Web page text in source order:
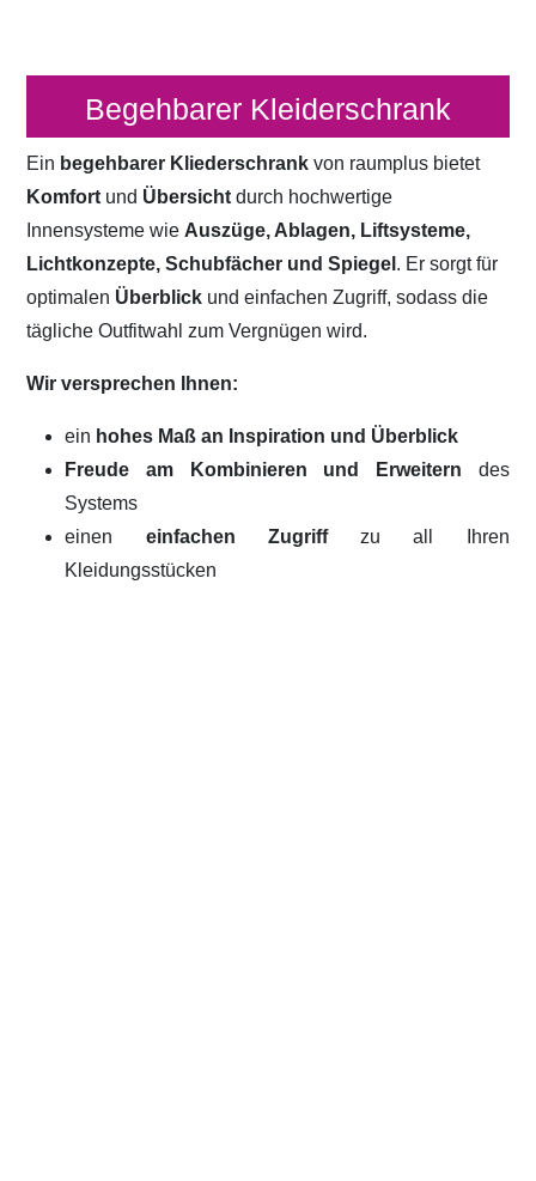
Begehbarer Kleiderschrank
Ein begehbarer Kliederschrankvon raumplus bietet
Komfort und Übersicht durch hochwertige
Innensysteme wie Auszüge, Ablagen, Liftsysteme,
Lichtkonzepte, Schubfächer und Spiegel . Er sorgt für
optimalen Überblick und einfachen Zugriff, sodass die
tägliche Outfitwahl zum Vergnügen wird.
Wir versprechen Ihnen:
ein hohes Maß an Inspiration und Überblick
Freude am Kombinieren und Erweitern des
Systems
einen einfachen Zugriffzu all Ihren
Kleidungsstücken